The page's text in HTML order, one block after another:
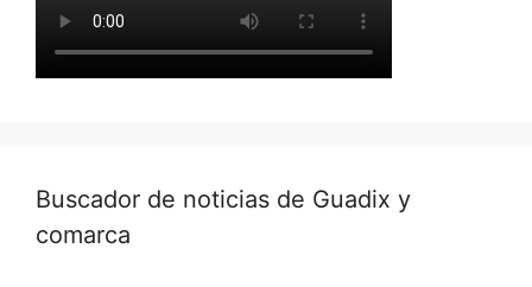
Buscador de noticias de Guadix y
comarca